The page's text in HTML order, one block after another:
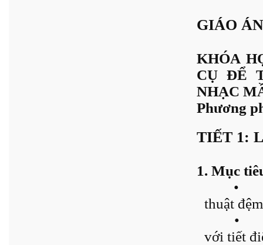
GIÁO
KHÓA
CỤ ĐỂ
NHẠC
Phương
TIẾT 1:
1. Mục
•
thuật
•
với tiết